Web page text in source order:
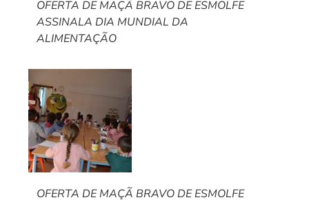
OFERTA DE MAÇÃ BRAVO DE ESMOLFE
ASSINALA DIA MUNDIAL DA
ALIMENTAÇÃO
OFERTA DE MAÇÃ BRAVO DE ESMOLFE